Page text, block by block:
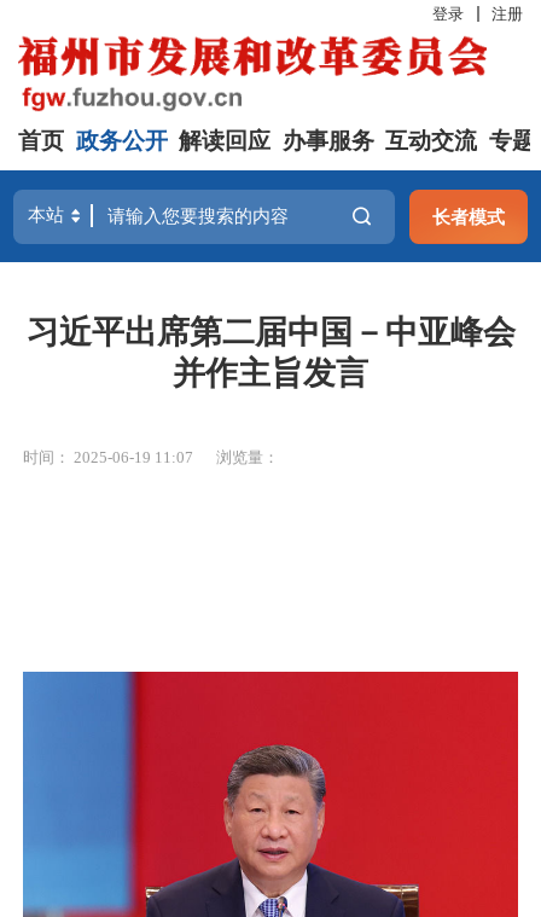
登录 注册
首页 政务公开 解读回应 办事服务 互动交流 专题
长者模式
习近平出席第二届中国－中亚峰会
并作主旨发言
时间： 2025-06-19 11:07 浏览量：